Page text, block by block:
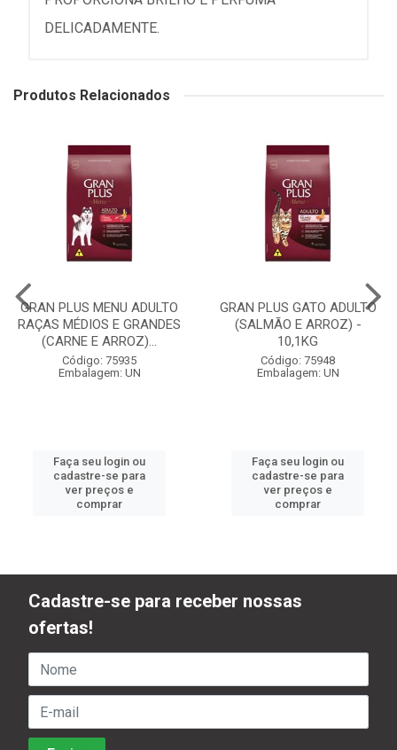
DELICADAMENTE.
Produtos Relacionados
GRAN PLUS MENU ADULTO
RAÇAS MÉDIOS E GRANDES
(CARNE E ARROZ)...
Código: 75935
Embalagem: UN
Faça seu login ou
cadastre-se para
ver preços e
comprar
GRAN PLUS GATO ADULTO
(SALMÃO E ARROZ) -
10,1KG
Código: 75948
Embalagem: UN
Faça seu login ou
cadastre-se para
ver preços e
comprar
Cadastre-se para receber nossas
ofertas!